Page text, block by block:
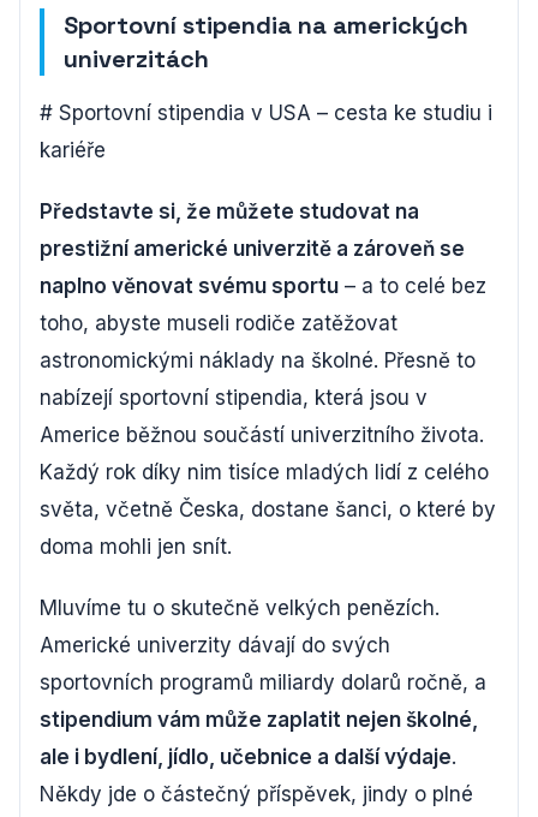
Sportovní stipendia na amerických
univerzitách
# Sportovní stipendia v USA – cesta ke studiu i
kariéře
Představte si, že můžete studovat na
prestižní americké univerzitě a zároveň se
naplno věnovat svému sportu – a to celé bez
toho, abyste museli rodiče zatěžovat
astronomickými náklady na školné. Přesně to
nabízejí sportovní stipendia, která jsou v
Americe běžnou součástí univerzitního života.
Každý rok díky nim tisíce mladých lidí z celého
světa, včetně Česka, dostane šanci, o které by
doma mohli jen snít.
Mluvíme tu o skutečně velkých penězích.
Americké univerzity dávají do svých
sportovních programů miliardy dolarů ročně, a
stipendium vám může zaplatit nejen školné,
ale i bydlení, jídlo, učebnice a další výdaje.
Někdy jde o částečný příspěvek, jindy o plné